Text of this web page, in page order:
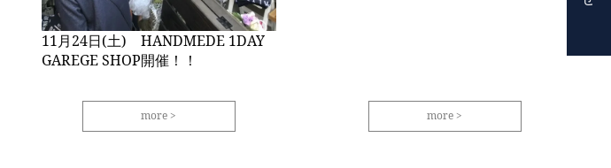
11月24日(土) HANDMEDE 1DAY
GAREGE SHOP開催！！
more more